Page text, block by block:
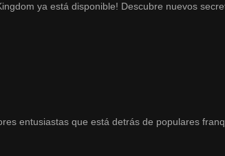
ya está disponible! Descubre nuevos
entusiastas que está detrás de populares